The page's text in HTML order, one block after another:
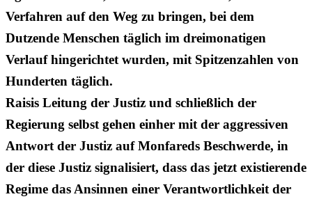
Verfahren auf den Weg zu bringen, bei dem
Dutzende Menschen täglich im dreimonatigen
Verlauf hingerichtet wurden, mit Spitzenzahlen von
Hunderten täglich.
Raisis Leitung der Justiz und schließlich der
Regierung selbst gehen einher mit der aggressiven
Antwort der Justiz auf Monfareds Beschwerde, in
der diese Justiz signalisiert, dass das jetzt existierende
Regime das Ansinnen einer Verantwortlichkeit der